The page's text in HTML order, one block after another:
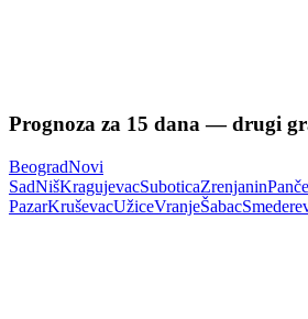
Prognoza za 15 dana — drugi
BeogradNovi
SadNišKragujevacSuboticaZrenjanin
PazarKruševacUžiceVranjeŠabac